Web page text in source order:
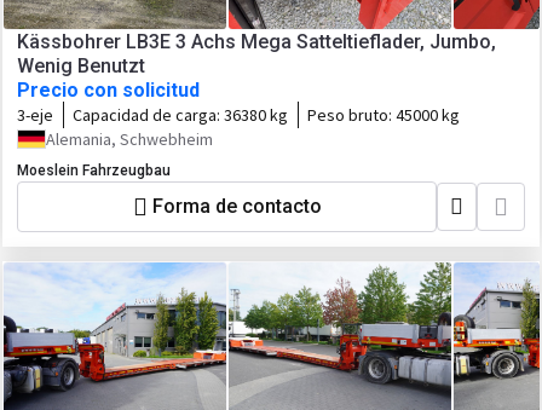
Kässbohrer LB3E 3 Achs Mega Satteltieflader, Jumbo,
Wenig Benutzt
Precio con solicitud
3-eje Capacidad de carga: 36380 kg Peso bruto: 45000 kg
Alemania, Schwebheim
Moeslein Fahrzeugbau
Forma de contacto